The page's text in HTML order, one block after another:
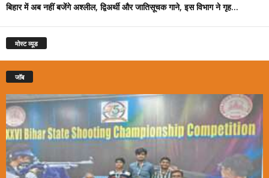
बिहार में अब नहीं बजेंगे अश्लील, द्विअर्थी और जातिसूचक गाने, इस विभाग ने गृह...
मोस्ट व्यूड
जॉब